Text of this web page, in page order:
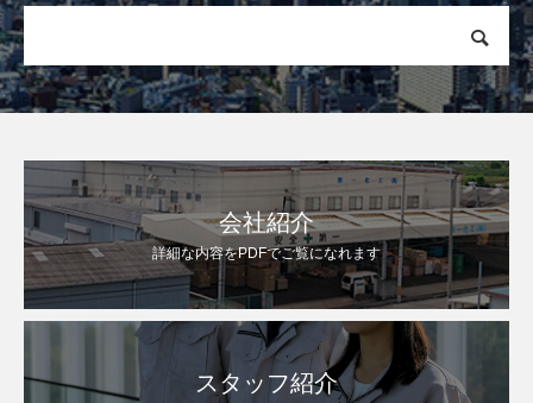
会社紹介
詳細な内容をPDFでご覧になれます
スタッフ紹介